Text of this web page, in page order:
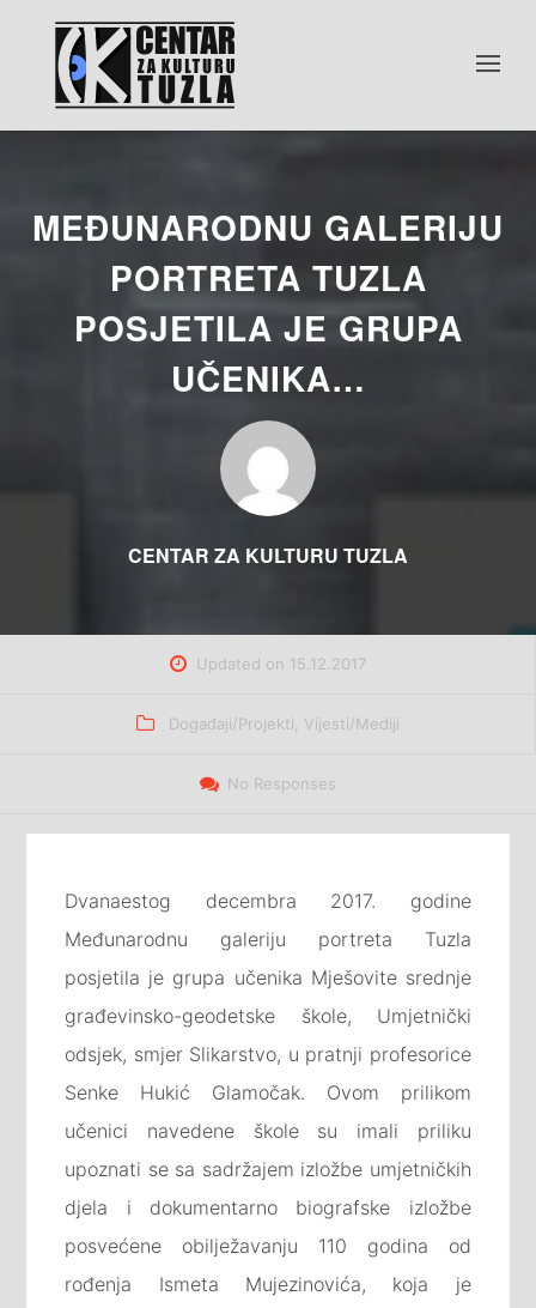
MEĐUNARODNU GALERIJU
PORTRETA TUZLA
POSJETILA JE GRUPA
UČENIKA…
CENTAR ZA KULTURU TUZLA
Updated on 15.12.2017
Categories
Događaji/Projekti Vijesti/Mediji
No Responses
Dvanaestog decembra 2017. godine
Međunarodnu galeriju portreta Tuzla
posjetila je grupa učenika Mješovite srednje
građevinsko-geodetske škole, Umjetnički
odsjek, smjer Slikarstvo, u pratnji profesorice
Senke Hukić Glamočak. Ovom prilikom
učenici navedene škole su imali priliku
upoznati se sa sadržajem izložbe umjetničkih
djela i dokumentarno biografske izložbe
posvećene obilježavanju 110 godina od
rođenja Ismeta Mujezinovića, koja je